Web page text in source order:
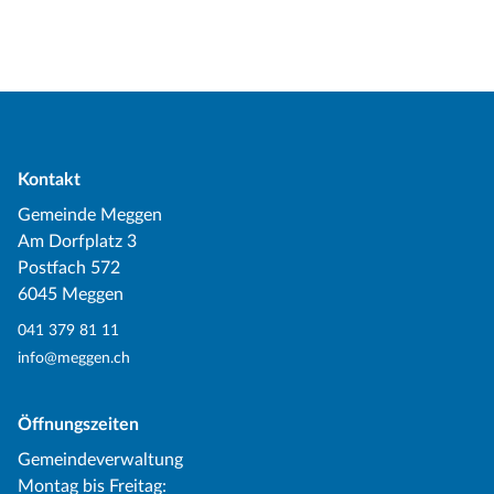
Kontakt
Gemeinde Meggen
Am Dorfplatz 3
Postfach 572
6045 Meggen
041 379 81 11
info@meggen.ch
Öffnungszeiten
Gemeindeverwaltung
Montag bis Freitag: